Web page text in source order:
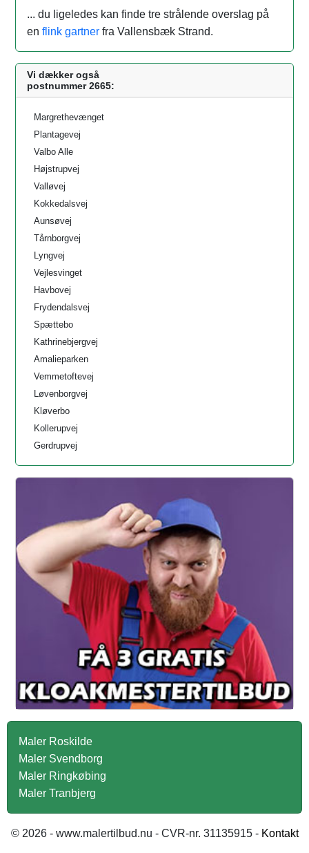
... du ligeledes kan finde tre strålende overslag på
en flink gartner fra Vallensbæk Strand.
Vi dækker også
postnummer 2665:
Margrethevænget
Plantagevej
Valbo Alle
Højstrupvej
Valløvej
Kokkedalsvej
Aunsøvej
Tårnborgvej
Lyngvej
Vejlesvinget
Havbovej
Frydendalsvej
Spættebo
Kathrinebjergvej
Amalieparken
Vemmetoftevej
Løvenborgvej
Kløverbo
Kollerupvej
Gerdrupvej
Maler Roskilde
Maler Svendborg
Maler Ringkøbing
Maler Tranbjerg
© 2026 - www.malertilbud.nu - CVR-nr. 31135915 - Kontakt